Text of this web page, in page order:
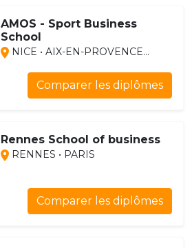
AMOS - Sport Business
School
NICE • AIX-EN-PROVENCE...
Comparer les diplômes
Rennes School of business
RENNES • PARIS
Comparer les diplômes